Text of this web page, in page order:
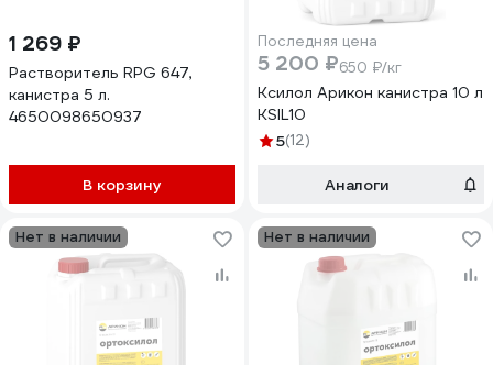
1 269 ₽
Растворитель RPG 647,
канистра 5 л.
4650098650937
В корзину
Последняя цена
5 200 ₽650 ₽/кг
Ксилол Арикон канистра 10 л
KSIL10
5(12)
Аналоги
Нет в наличии Нет в наличии